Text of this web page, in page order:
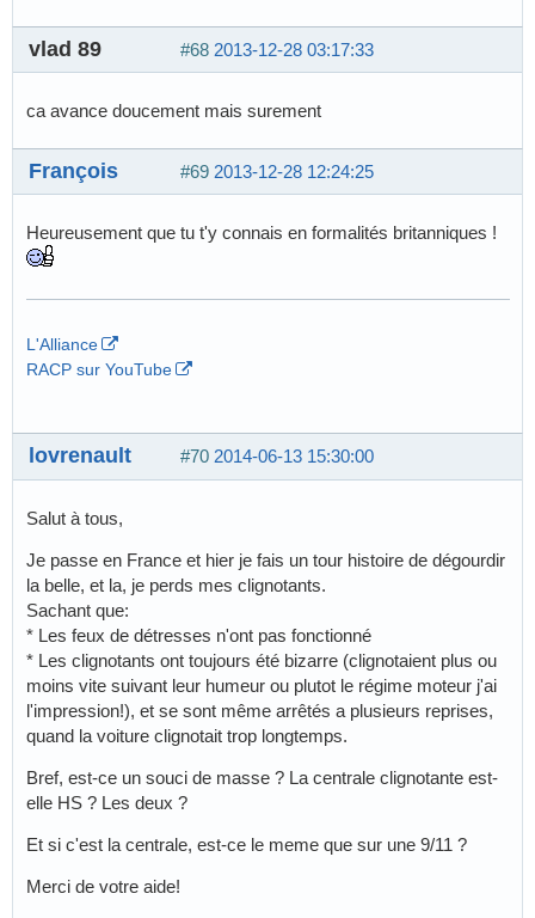
#68 2013-12-28 03:17:33
vlad 89
ca avance doucement mais surement
#69 2013-12-28 12:24:25
François
Heureusement que tu t'y connais en formalités britanniques !
L'Alliance
RACP sur YouTube
#70 2014-06-13 15:30:00
lovrenault
Salut à tous,
Je passe en France et hier je fais un tour histoire de dégourdir
la belle, et la, je perds mes clignotants.
Sachant que:
* Les feux de détresses n'ont pas fonctionné
* Les clignotants ont toujours été bizarre (clignotaient plus ou
moins vite suivant leur humeur ou plutot le régime moteur j'ai
l'impression!), et se sont même arrêtés a plusieurs reprises,
quand la voiture clignotait trop longtemps.
Bref, est-ce un souci de masse ? La centrale clignotante est-
elle HS ? Les deux ?
Et si c'est la centrale, est-ce le meme que sur une 9/11 ?
Merci de votre aide!